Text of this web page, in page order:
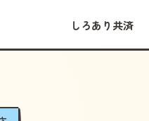
しろあり共済